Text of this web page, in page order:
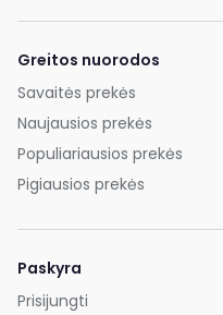
Greitos nuorodos
Savaitės prekės
Naujausios prekės
Populiariausios prekės
Pigiausios prekės
Paskyra
Prisijungti